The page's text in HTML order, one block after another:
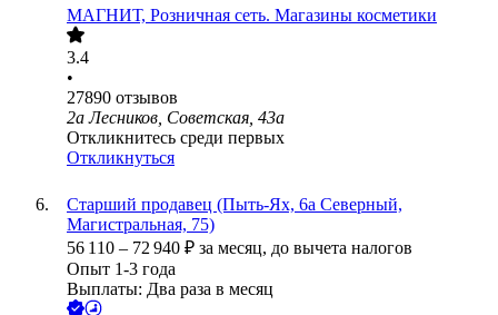
МАГНИТ, Розничная сеть. Магазины косметики
3.4
•
27890 отзывов
2а Лесников, Советская, 43а
Откликнитесь среди первых
Откликнуться
Старший продавец (Пыть-Ях, 6а Северный,
Магистральная, 75)
56 110 – 72 940 ₽ за месяц, до вычета налогов
Опыт 1-3 года
Выплаты: Два раза в месяц